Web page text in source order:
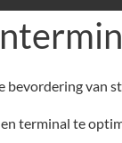
van
terminal te